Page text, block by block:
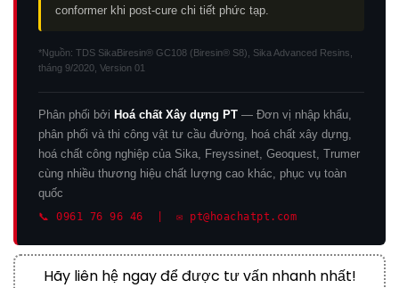
conformer khi post-cure chi tiết phức tạp.
*Nguồn: TDS SikaBiresin® GC108 (Biresin® S8), Sika Advanced Resins,
tháng 9/2020, Version 01
Phân phối bởi Hoá chất Xây dựng PT — Đơn vị nhập khẩu,
phân phối và thi công vật tư cầu đường, hoá chất xây dựng,
hoá chất công nghiệp của Sika, Freyssinet, Geoquest, Trumer
cùng nhiều thương hiệu chất lượng cao khác, phục vụ toàn
quốc
📞 0961 76 96 46 | ✉️ pt@hoachatpt.com
Hãy liên hệ ngay để được tư vấn nhanh nhất!